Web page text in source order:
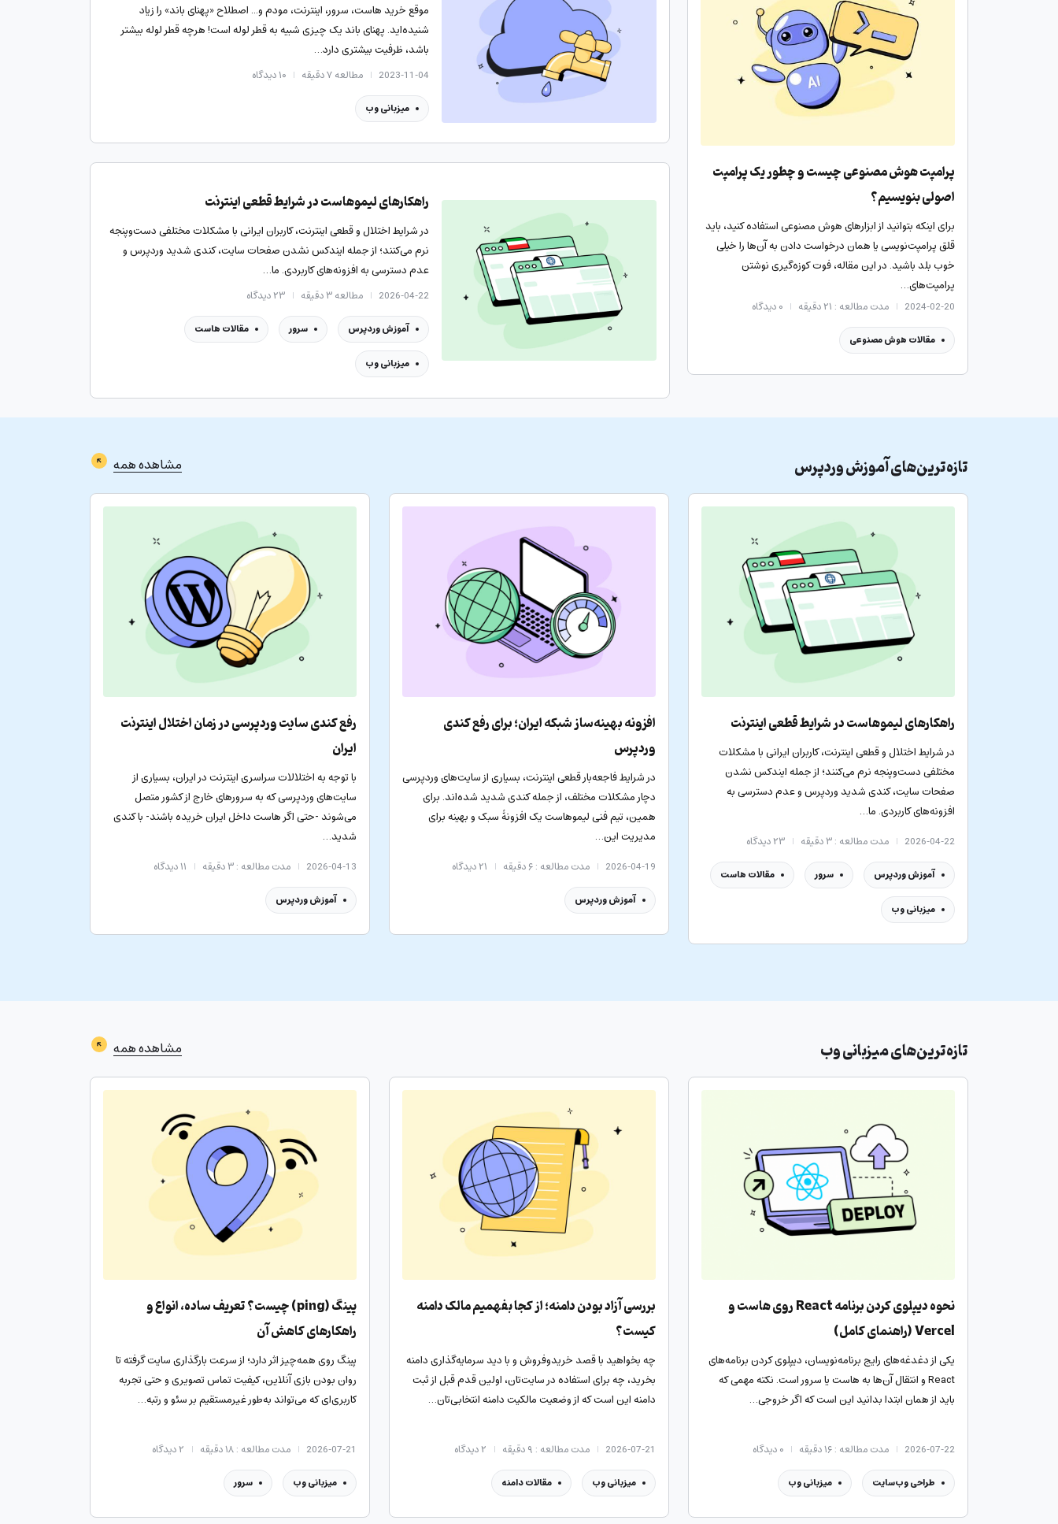
پرامپت هوش مصنوعی چیست و چطور یک پرامپت
اصولی بنویسیم؟
برای اینکه بتوانید از ابزارهای هوش مصنوعی استفاده کنید، باید
قلق پرامپت‌نویسی یا همان درخواست دادن به آن‌ها را خیلی
خوب بلد باشید. در این مقاله، فوت کوزه‌گیری نوشتن
پرامپت‌های…
2024-02-20 مدت مطالعه : ۲۱ دقیقه ۰دیدگاه
مقالات هوش مصنوعی
موقع خرید هاست، سرور، اینترنت، مودم و... اصطلاح «پهنای باند» را زیاد
شنیده‌اید. پهنای باند یک چیزی شبیه به قطر لوله است! هرچه قطر لوله بیشتر
باشد، ظرفیت بیشتری دارد…
2023-11-04 مطالعه ۷ دقیقه ۱۰دیدگاه
میزبانی وب
راهکارهای لیموهاست در شرایط قطعی اینترنت
در شرایط اختلال و قطعی اینترنت، کاربران ایرانی با مشکلات مختلفی دست‌وپنجه
نرم می‌کنند؛ از جمله ایندکس نشدن صفحات سایت، کندی شدید وردپرس و
عدم دسترسی به افزونه‌های کاربردی. ما…
2026-04-22 مطالعه ۳ دقیقه ۲۳دیدگاه
آموزش وردپرس سرور مقالات هاست
میزبانی وب
تازه‌ترین‌هایآموزش وردپرس مشاهده همه
راهکارهای لیموهاست در شرایط قطعی اینترنت
در شرایط اختلال و قطعی اینترنت، کاربران ایرانی با مشکلات
مختلفی دست‌وپنجه نرم می‌کنند؛ از جمله ایندکس نشدن
صفحات سایت، کندی شدید وردپرس و عدم دسترسی به
افزونه‌های کاربردی. ما…
2026-04-22 مدت مطالعه : ۳ دقیقه ۲۳دیدگاه
آموزش وردپرس سرور مقالات هاست
میزبانی وب
افزونه بهینه‌ساز شبکه ایران؛ برای رفع کندی
وردپرس
در شرایط فاجعه‌بار قطعی اینترنت، بسیاری از سایت‌های وردپرسی
دچار مشکلات مختلف، از جمله کندی شدید شده‌اند. برای
همین، تیم فنی لیموهاست یک افزونۀ سبک و بهینه برای
مدیریت این…
2026-04-19 مدت مطالعه : ۶ دقیقه ۲۱دیدگاه
آموزش وردپرس
رفع کندی سایت وردپرسی در زمان اختلال اینترنت
ایران
با توجه به اختلالات سراسری اینترنت در ایران، بسیاری از
سایت‌های وردپرسی که به سرورهای خارج از کشور متصل
می‌شوند -حتی اگر هاست داخل ایران خریده باشند- با کندی
شدید…
2026-04-13 مدت مطالعه : ۳ دقیقه ۱۱دیدگاه
آموزش وردپرس
تازه‌ترین‌هایمیزبانی وب مشاهده همه
نحوه دیپلوی کردن برنامه React روی هاست و
Vercel (راهنمای کامل)
یکی از دغدغه‌های رایج برنامه‌نویسان، دیپلوی کردن برنامه‌های
React و انتقال آن‌ها به هاست یا سرور است. نکته مهمی که
باید از همان ابتدا بدانید این است که اگر خروجی…
2026-07-22 مدت مطالعه : ۱۶ دقیقه ۰دیدگاه
طراحی وب‌سایت میزبانی وب
بررسی آزاد بودن دامنه؛ از کجا بفهمیم مالک دامنه
کیست؟
چه بخواهید با قصد خرید‌و‌فروش و با دید سرمایه‌گذاری دامنه
بخرید، چه برای استفاده در سایت‌تان، اولین قدم قبل از ثبت
دامنه این است که از وضعیت مالکیت دامنه انتخابی‌تان…
2026-07-21 مدت مطالعه : ۹ دقیقه ۲دیدگاه
میزبانی وب مقالات دامنه
پینگ (ping) چیست؟ تعریف ساده، انواع و
راهکارهای کاهش آن
پینگ روی همه‌چیز اثر دارد؛ از سرعت بارگذاری سایت گرفته تا
روان بودن بازی آنلاین، کیفیت تماس تصویری و حتی تجربه
کاربری‌ای که می‌تواند به‌طور غیرمستقیم بر سئو و رتبه…
2026-07-21 مدت مطالعه : ۱۸ دقیقه ۲دیدگاه
میزبانی وب سرور